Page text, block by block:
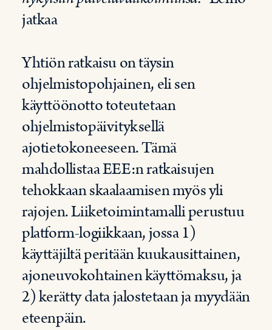
jatkaa
Yhtiön ratkaisu on täysin
ohjelmistopohjainen, eli sen
käyttöönotto toteutetaan
ohjelmistopäivityksellä
ajotietokoneeseen. Tämä
mahdollistaa EEE:n ratkaisujen
tehokkaan skaalaamisen myös yli
rajojen. Liiketoimintamalli perustuu
platform-logiikkaan, jossa 1)
käyttäjiltä peritään kuukausittainen,
ajoneuvokohtainen käyttömaksu, ja
2) kerätty data jalostetaan ja myydään
eteenpäin.